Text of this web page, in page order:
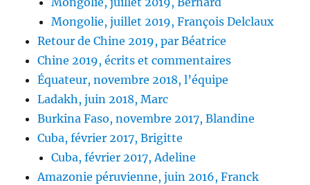
Mongolie, juillet 2019, François Delclaux
Retour de Chine 2019, par Béatrice
Chine 2019, écrits et commentaires
Équateur, novembre 2018, l’équipe
Ladakh, juin 2018, Marc
Burkina Faso, novembre 2017, Blandine
Cuba, février 2017, Brigitte
Cuba, février 2017, Adeline
Amazonie péruvienne, juin 2016, Franck